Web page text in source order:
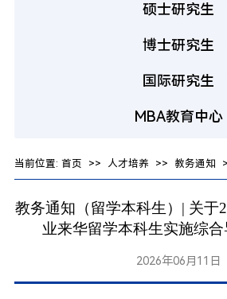
硕士研究生
博士研究生
国际研究生
MBA教育中心
当前位置: 首页 >> 人才培养 >> 教务通知
教务通知（留学本科生）| 关于
业来华留学本科生实施综
2026年06月11日